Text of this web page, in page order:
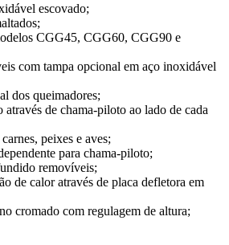
escovado;
CGG45, CGG60, CGG90 e
com tampa opcional em aço inoxidável
dos queimadores;
através de chama-piloto ao lado de cada
peixes e aves;
para chama-piloto;
removíveis;
de calor através de placa defletora em
cromado com regulagem de altura;